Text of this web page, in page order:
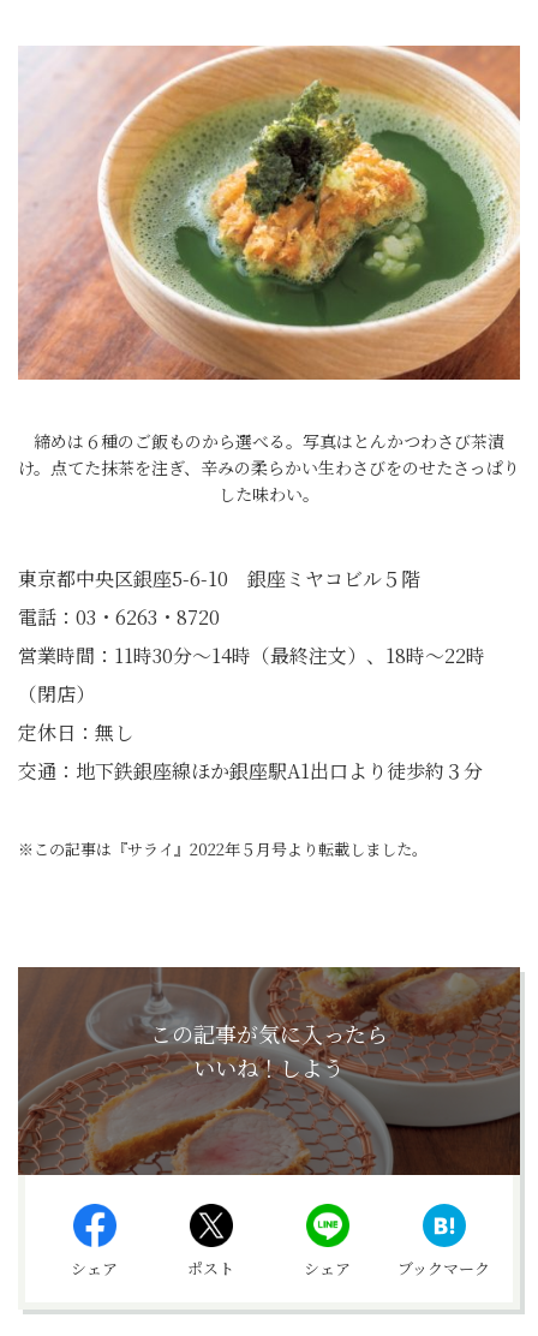
締めは６種のご飯ものから選べる。写真はとんかつわさび茶漬
け。点てた抹茶を注ぎ、辛みの柔らかい生わさびをのせたさっぱり
した味わい。
東京都中央区銀座5-6-10 銀座ミヤコビル５階
電話：03・6263・8720
営業時間：11時30分～14時（最終注文）、18時～22時
（閉店）
定休日：無し
交通：地下鉄銀座線ほか銀座駅A1出口より徒歩約３分
※この記事は『サライ』2022年５月号より転載しました。
この記事が気に入ったら
いいね！しよう
シェア ポスト シェア ブックマーク